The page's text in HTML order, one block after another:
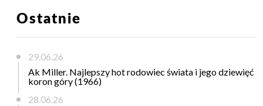
Ostatnie
29.06.26
Ak Miller. Najlepszy hot rodowiec świata i jego dziewięć
koron góry (1966)
28.06.26